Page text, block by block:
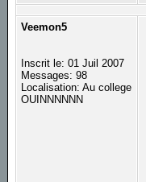
Veemon5
Inscrit le: 01 Juil 2007
Messages: 98
Localisation: Au college
OUINNNNNN